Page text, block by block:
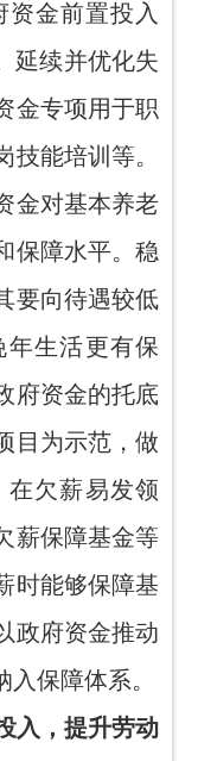
金前置投入
延续并优化失
金专项用于职
能培训等。
金对基本养老
保障水平。稳
要向待遇较低
生活更有保
府资金的托底
目为示范，做
欠薪易发领
薪保障基金等
时能够保障基
政府资金推动
保障体系。
入，提升劳动